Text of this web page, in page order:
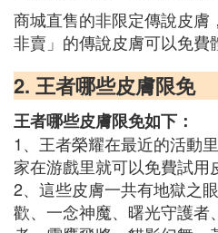
商城直售的非限定傳說皮膚
非賣」的傳說皮膚可以免費
2. 王者哪些皮膚限免
王者哪些皮膚限免如下：
1、王者榮耀在最近的活動
家在游戲里就可以免費試用
2、這些皮膚一共有地獄之
歡、一念神魔、曙光守護者